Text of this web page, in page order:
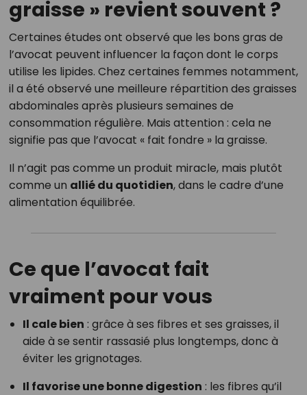
graisse » revient souvent ?
Certaines études ont observé que les bons gras de
l’avocat peuvent influencer la façon dont le corps
utilise les lipides. Chez certaines femmes notamment,
il a été observé une meilleure répartition des graisses
abdominales après plusieurs semaines de
consommation régulière. Mais attention : cela ne
signifie pas que l’avocat « fait fondre » la graisse.
Il n’agit pas comme un produit miracle, mais plutôt
comme un allié du quotidien, dans le cadre d’une
alimentation équilibrée.
Ce que l’avocat fait
vraiment pour vous
Il cale bien : grâce à ses fibres et ses graisses, il
aide à se sentir rassasié plus longtemps, donc à
éviter les grignotages.
Il favorise une bonne digestion : les fibres qu’il